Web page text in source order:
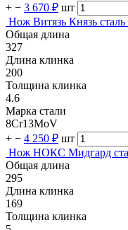
+ − 3 670 ₽ шт
Нож Витязь Князь
Общая длина
327
Длина клинка
200
Толщина клинка
4.6
Марка стали
8Cr13MoV
+ − 4 250 ₽ шт
Нож НОКС Мидгард
Общая длина
295
Длина клинка
169
Толщина клинка